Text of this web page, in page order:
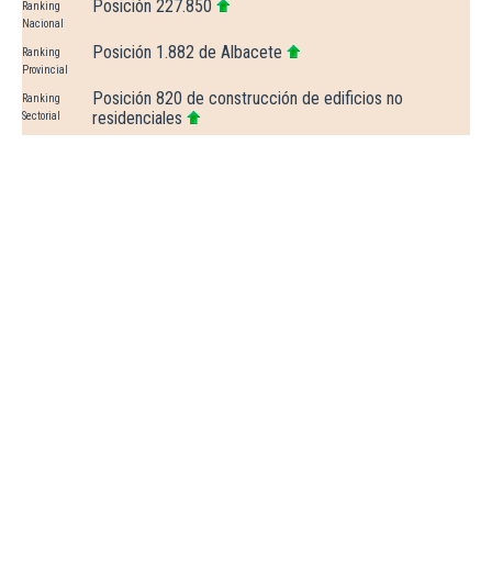
Ranking
Nacional
Posición 227.850
Ranking
Provincial
Posición 1.882 de Albacete
Ranking
Sectorial
Posición 820 de construcción de edificios no
residenciales